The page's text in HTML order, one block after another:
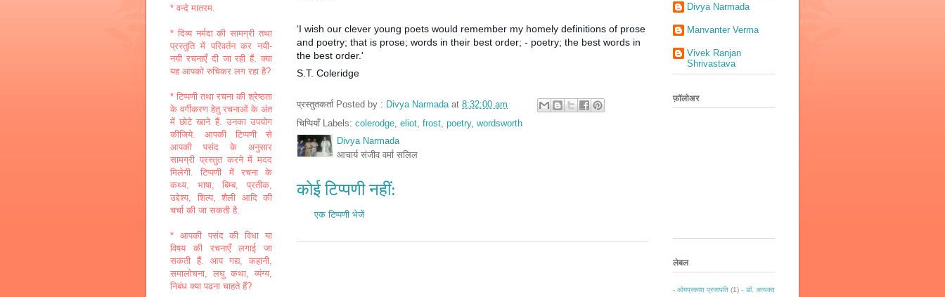
‘I wish our clever young poets would remember my homely definitions of prose
and poetry; that is prose; words in their best order; - poetry; the best words in
the best order.'
S.T. Coleridge
प्रस्तुतकर्ता Posted by : Divya Narmada at 8:32:00 am
चिप्पियाँ Labels: colerodge eliot frost poetry, wordsworth
Divya Narmada
आचार्य संजीव वर्मा सलिल
कोई टिप्पणी नहीं:
एक टिप्पणी भेजें
* वन्दे मातरम.
* दिव्य नर्मदा की सामग्री तथा
प्रस्तुति में परिवर्तन कर नयी-
नयी रचनाएँ दी जा रही हैं. क्या
यह आपको रुचिकर लग रहा है?
* टिप्पणी तथा रचना की श्रेष्ठता
के वर्गीकरण हेतु रचनाओं के अंत
में छोटे खाने हैं. उनका उपयोग
कीजिये. आपकी टिप्पणी से
आपकी पसंद के अनुसार
सामग्री प्रस्तुत करने में मदद
मिलेगी. टिप्पणी में रचना के
कथ्य, भाषा, बिम्ब, प्रतीक,
उद्देश्य, शिल्प, शैली आदि की
चर्चा की जा सकती है.
* आपकी पसंद की विधा या
विषय की रचनाएँ लगाई जा
सकती हैं. आप गद्य, कहानी,
समालोचना, लघु कथा, व्यंग्य,
निबंध क्या पढना चाहते हैं?
Divya Narmada
Manvanter Verma
Vivek Ranjan
Shrivastava
फ़ॉलोअर
लेबल
- ओमप्रकाश प्रजापति (1) - डॉ. अव्यक्त